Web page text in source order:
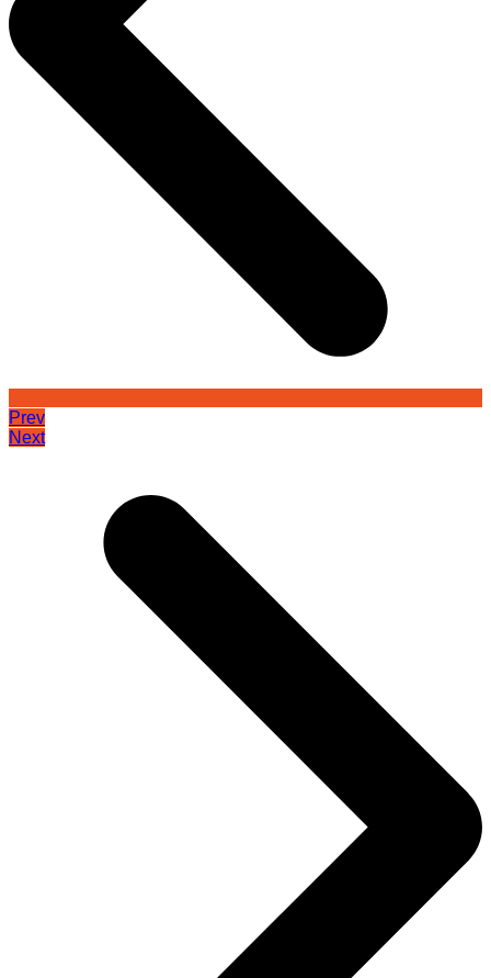
Prev
Next